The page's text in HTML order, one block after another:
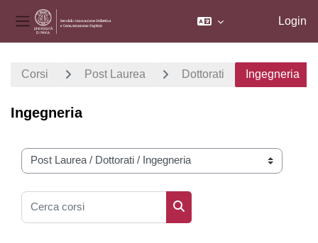
Pannello laterale
Login
Corsi Post Laurea Dottorati Ingegneria
Ingegneria
Categorie di corso
Cerca corsi
Cerca corsi